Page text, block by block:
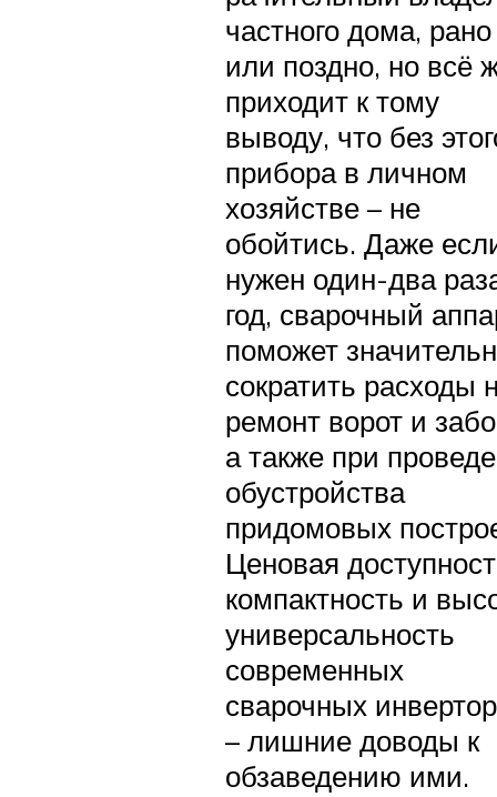
частного дома, рано
или поздно, но всё
приходит к тому
выводу, что без
прибора в личном
хозяйстве – не
обойтись. Даже
нужен один-два
год, сварочный
поможет
сократить расходы
ремонт ворот и
а также при
обустройства
придомовых
Ценовая
компактность и
универсальность
современных
сварочных
– лишние доводы к
обзаведению ими.